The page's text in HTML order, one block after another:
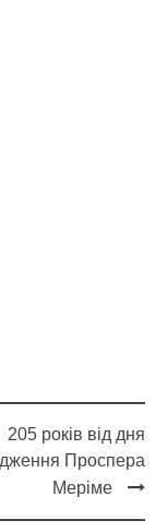
205 років від дня
Проспера
Меріме